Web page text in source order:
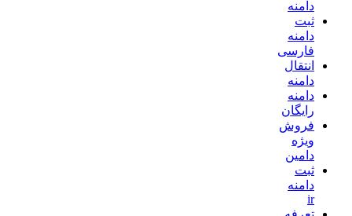
دامنه
ثبت
دامنه
فارسی
انتقال
دامنه
دامنه
رایگان
فروش
ویژه
دامین
ثبت
دامنه
ir